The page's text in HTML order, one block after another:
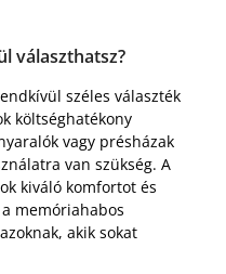
választhatsz?
széles választék
költséghatékony
vagy présházak
van szükség. A
kiváló komfortot és
memóriahabos
akik sokat